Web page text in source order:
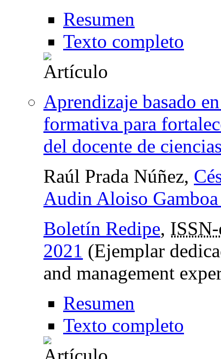
Resumen
Texto completo
Aprendizaje basado
formativa para
del docente de
Raúl Prada Núñez,
Audin Aloiso Gamboa
Boletín Redipe,
2021 (Ejemplar
and management
Resumen
Texto completo